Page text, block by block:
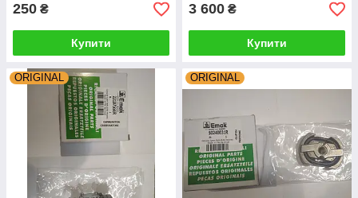
250 ₴
Купити
3 600 ₴
Купити
ORIGINAL ORIGINAL